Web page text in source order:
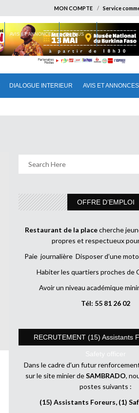
MON COMPTE Service
DIALOGUE INTERIEUR AVIS ET ANNONCES
AVIS ET ANNONCES EN PLUS
OFFRE D’EMPLOI
Restaurant de la placecherche
propres et respectueux
Paie journalière Disposer d’une
Habiter les quartiers proches de
Avoir un niveau académique
Tél: 55 81 26 02
RECRUTEMENT (15) Assistants
Safety officer
Dans le cadre d’un futur
sur le site minier deSAMBRADO,
postes suivants :
(15) Assistants Foreurs, (1)